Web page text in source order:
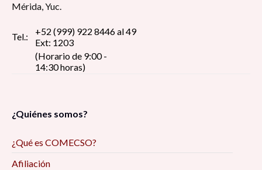
Mérida, Yuc.
Tel.:
+52 (999) 922 8446 al 49
Ext: 1203
(Horario de 9:00 -
14:30 horas)
¿Quiénes somos?
¿Qué es COMECSO?
Afiliación